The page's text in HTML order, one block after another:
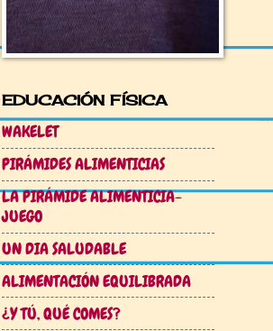
EDUCACIÓN FÍSICA
WAKELET
PIRÁMIDES ALIMENTICIAS
LA PIRÁMIDE ALIMENTICIA-
JUEGO
UN DIA SALUDABLE
ALIMENTACIÓN EQUILIBRADA
¿Y TÚ, QUÉ COMES?